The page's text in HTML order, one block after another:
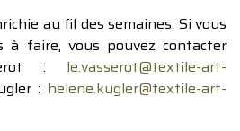
au fil des semaines. Si vous
à faire, vous pouvez contacter
: le.vasserot@textile-art-
: helene.kugler@textile-art-